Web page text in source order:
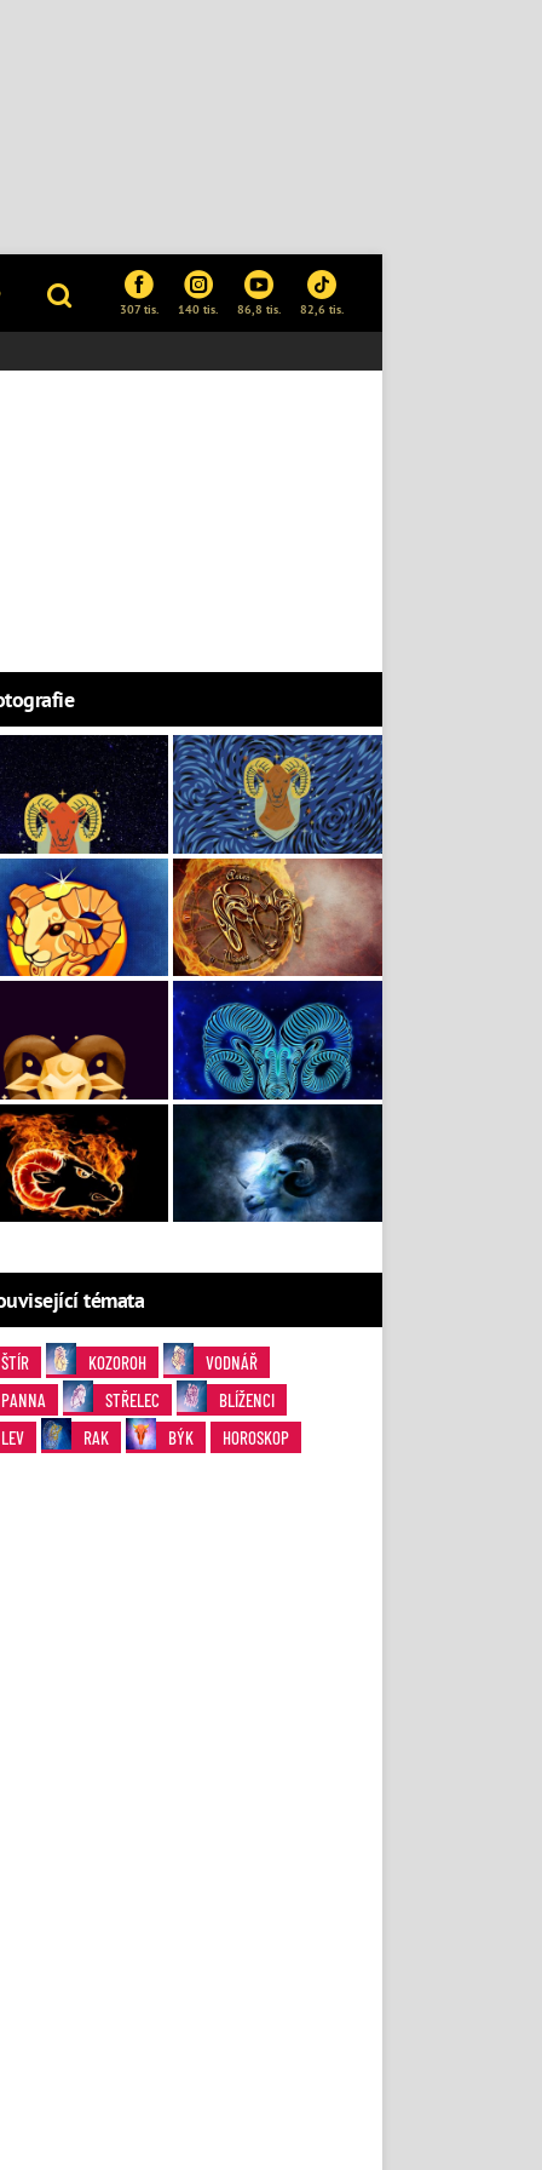
307 tis. 140 tis. 86,8 tis. 82,6 tis.
témata
ŠTÍR KOZOROH
VODNÁŘ
PANNA
STŘELEC
BLÍŽENCI
LEV
RAK BÝK HOROSKOP